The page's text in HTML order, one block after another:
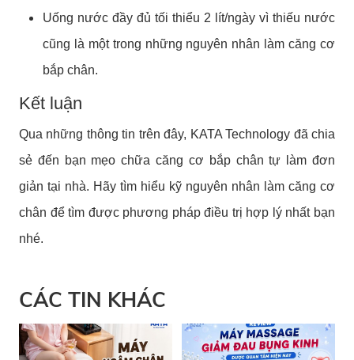
Uống nước đầy đủ tối thiểu 2 lít/ngày vì thiếu nước
cũng là một trong những nguyên nhân làm căng cơ
bắp chân.
Kết luận
Qua những thông tin trên đây, KATA Technology đã chia
sẻ đến bạn mẹo chữa căng cơ bắp chân tự làm đơn
giản tại nhà. Hãy tìm hiểu kỹ nguyên nhân làm căng cơ
chân để tìm được phương pháp điều trị hợp lý nhất bạn
nhé.
CÁC TIN KHÁC